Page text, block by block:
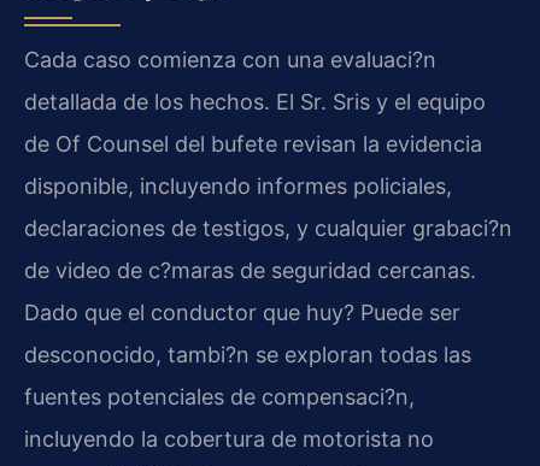
Cada caso comienza con una evaluaci?n
detallada de los hechos. El Sr. Sris y el equipo
de Of Counsel del bufete revisan la evidencia
disponible, incluyendo informes policiales,
declaraciones de testigos, y cualquier grabaci?n
de video de c?maras de seguridad cercanas.
Dado que el conductor que huy? Puede ser
desconocido, tambi?n se exploran todas las
fuentes potenciales de compensaci?n,
incluyendo la cobertura de motorista no